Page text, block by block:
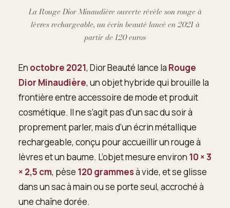
La Rouge Dior Minaudière ouverte révèle son rouge à
lèvres rechargeable, un écrin beauté lancé en 2021 à
partir de 120 euros
En octobre 2021, Dior Beauté lance la Rouge
Dior Minaudière, un objet hybride qui brouille la
frontière entre accessoire de mode et produit
cosmétique. Il ne s’agit pas d’un sac du soir à
proprement parler, mais d’un écrin métallique
rechargeable, conçu pour accueillir un rouge à
lèvres et un baume. L’objet mesure environ 10 × 3
× 2,5 cm, pèse 120 grammesà vide, et se glisse
dans un sac à main ou se porte seul, accroché à
une chaîne dorée.